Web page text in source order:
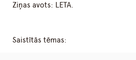
Ziņas avots: LETA.
Saistītās tēmas: